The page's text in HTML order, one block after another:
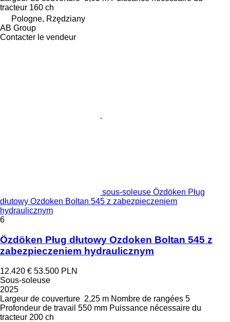
tracteur 160 ch
Pologne, Rzędziany
AB Group
Contacter le vendeur
sous-soleuse Özdöken Pług
dłutowy Ozdoken Boltan 545 z zabezpieczeniem
hydraulicznym
6
Özdöken Pług dłutowy Ozdoken Boltan 545 z
zabezpieczeniem hydraulicznym
12.420 € 53.500 PLN
Sous-soleuse
2025
Largeur de couverture 2,25 m Nombre de rangées 5
Profondeur de travail 550 mm Puissance nécessaire du
tracteur 200 ch